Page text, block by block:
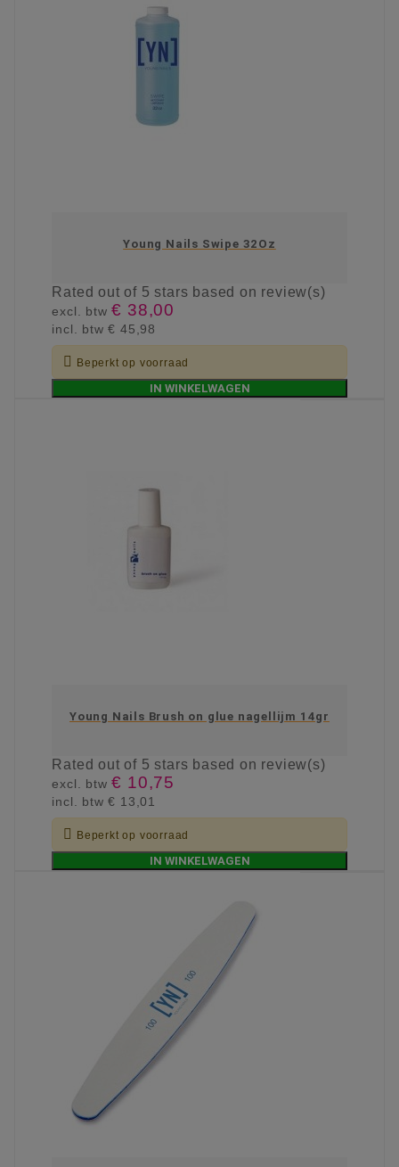
Young Nails Swipe 32Oz
Ratedout of 5 stars based on review(s)
excl. btw€ 38,00
incl. btw€ 45,98
 Beperkt op voorraad
IN WINKELWAGEN
Young Nails Brush on glue nagellijm 14gr
Ratedout of 5 stars based on review(s)
excl. btw€ 10,75
incl. btw€ 13,01
 Beperkt op voorraad
IN WINKELWAGEN